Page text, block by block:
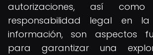
autorizaciones, así
responsabilidad legal en
información, son aspectos
para garantizar una